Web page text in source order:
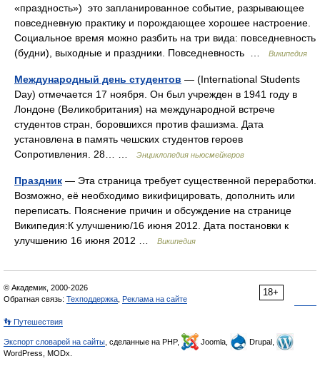
«праздность») это запланированное событие, разрывающее
повседневную практику и порождающее хорошее настроение.
Социальное время можно разбить на три вида: повседневность
(будни), выходные и праздники. Повседневность …
Википедия
Международный день студентов — (International Students
Day) отмечается 17 ноября. Он был учрежден в 1941 году в
Лондоне (Великобритания) на международной встрече
студентов стран, боровшихся против фашизма. Дата
установлена в память чешских студентов героев
Сопротивления. 28… …
Энциклопедия ньюсмейкеров
Праздник — Эта страница требует существенной переработки.
Возможно, её необходимо викифицировать, дополнить или
переписать. Пояснение причин и обсуждение на странице
Википедия:К улучшению/16 июня 2012. Дата постановки к
улучшению 16 июня 2012 …
Википедия
18+
© Академик, 2000-2026
Обратная связь: Техподдержка Реклама на сайте
👣 Путешествия
Экспорт словарей на сайты , сделанные на PHP, Joomla,
Drupal,
WordPress, MODx.